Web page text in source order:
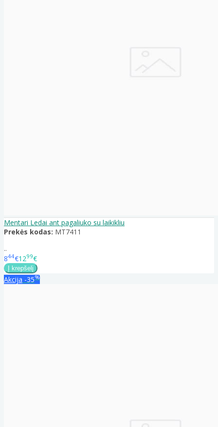
Mentari Ledai ant pagaliuko su laikikliu
Prekės kodas: MT7411
..
844€1299€
Akcija -35%